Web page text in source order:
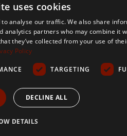
Αίτηση μέλους
Ο λογαριασμός
μου
© All Rights Reserved
uses cookies
analyse our traffic. We also share
analytics partners who may combine it
they’ve collected from your use of
Policy
TARGETING
DECLINE ALL
DETAILS